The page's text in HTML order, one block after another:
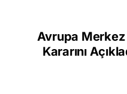
Avrupa Merkez
Kararını